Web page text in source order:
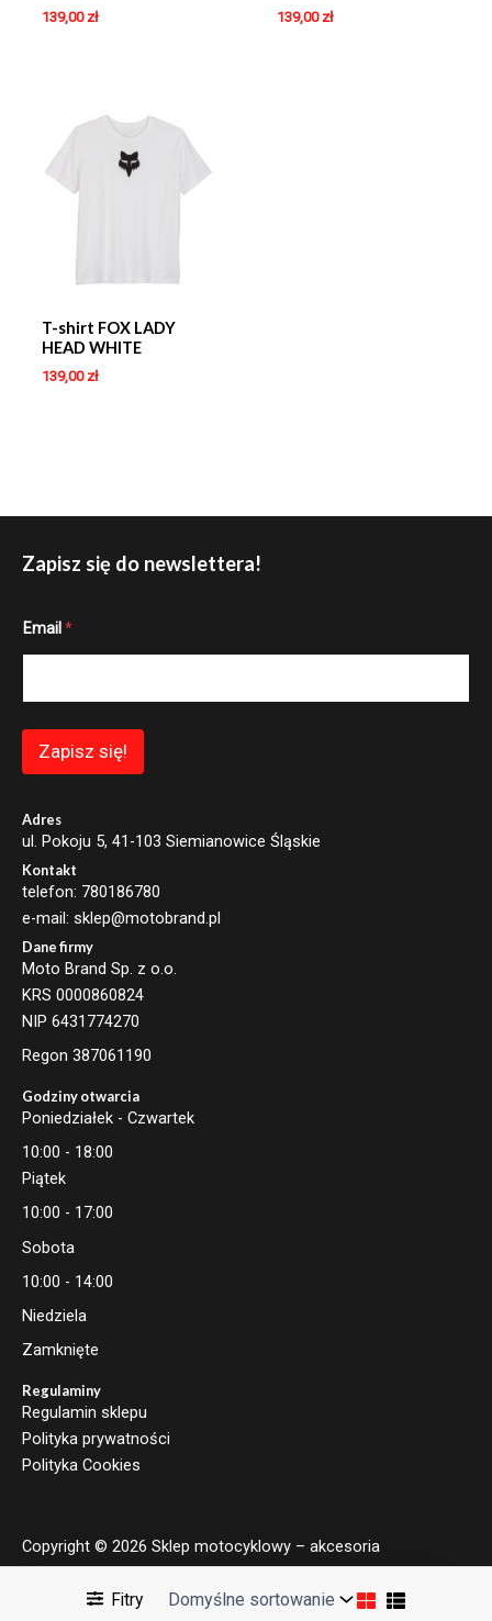
Fitry
139,00 zł 139,00 zł
T-shirt FOX LADY
HEAD WHITE
139,00 zł
Zapisz się do newslettera!
m
E
l
Email *
Zapisz się!
Adres
ul. Pokoju 5, 41-103 Siemianowice Śląskie
Kontakt
telefon: 780186780
e-mail: sklep@motobrand.pl
Dane firmy
Moto Brand Sp. z o.o.
KRS 0000860824
NIP 6431774270
Regon 387061190
Godziny otwarcia
Poniedziałek - Czwartek
10:00 - 18:00
Piątek
10:00 - 17:00
Sobota
10:00 - 14:00
Niedziela
Zamknięte
Regulaminy
Regulamin sklepu
Polityka prywatności
Polityka Cookies
Copyright © 2026 Sklep motocyklowy – akcesoria
motocyklowe | Moto Brand